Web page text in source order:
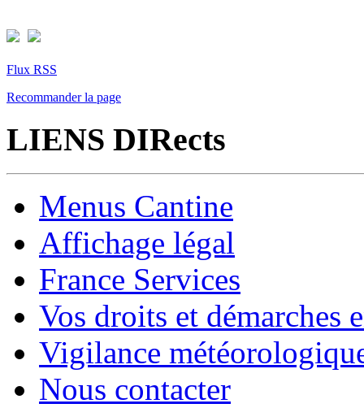
Flux RSS
Recommander la page
LIENS DIRects
Menus Cantine
Affichage légal
France Services
Vos droits et démarches
Vigilance
Nous contacter